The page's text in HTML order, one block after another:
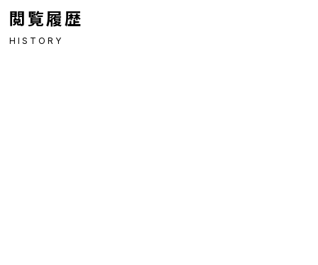
閲覧履歴
HISTORY